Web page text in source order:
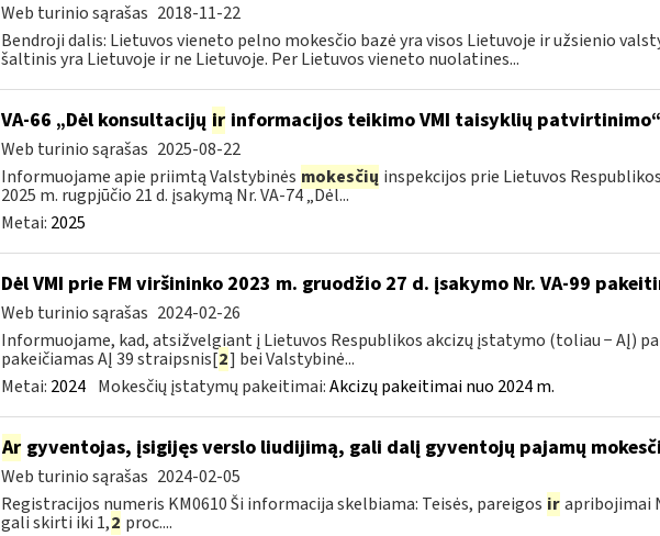
Web turinio sąrašas 2018-11-22
Bendroji dalis: Lietuvos vieneto pelno mokesčio bazė yra visos Lietuvoje ir užsienio
šaltinis yra Lietuvoje ir ne Lietuvoje. Per Lietuvos vieneto nuolatines...
VA-66 „Dėl konsultacijų irinformacijos teikimo VMI taisyklių
Web turinio sąrašas 2025-08-22
Informuojame apie priimtą Valstybinės mokesčių inspekcijos prie Lietuvos
2025 m. rugpjūčio 21 d. įsakymą Nr. VA-74 „Dėl...
Metai: 2025
Dėl VMI prie FM viršininko 2023 m. gruodžio 27 d. įsakymo Nr. VA-99
Web turinio sąrašas 2024-02-26
Informuojame, kad, atsižvelgiant į Lietuvos Respublikos akcizų įstatymo (toliau − AĮ)
pakeičiamas AĮ 39 straipsnis[2] bei Valstybinė...
Metai: 2024 Mokesčių įstatymų pakeitimai:Akcizų pakeitimai nuo 2024 m.
Argyventojas, įsigijęs verslo liudijimą, gali dalį gyventojų pajamų
Web turinio sąrašas 2024-02-05
Registracijos numeris KM0610 Ši informacija skelbiama: Teisės, pareigos ir apribojimai
gali skirti iki 1,2 proc....